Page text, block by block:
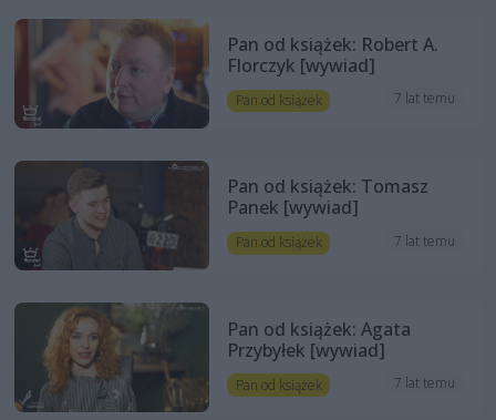
Pan od książek: Robert A.
Florczyk [wywiad]
Pan od książek 7 lat temu
Pan od książek: Tomasz
Panek [wywiad]
Pan od książek 7 lat temu
Pan od książek: Agata
Przybyłek [wywiad]
Pan od książek 7 lat temu